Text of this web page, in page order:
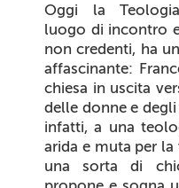
Oggi la
luogo di incontro
non credenti, ha
affascinante:
chiesa in uscita
delle donne e
infatti, a una
arida e muta per la
una sorta di